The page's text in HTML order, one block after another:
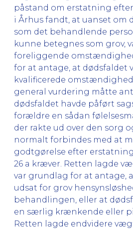
påstand om erstatning efter
i Århus fandt, at uanset om
som det behandlende
kunne betegnes som grov,
foreliggende
for at antage, at dødsfaldet
kvalificerede
general vurdering måtte
dødsfaldet havde påført
forældre en sådan
der rakte ud over den sorg
normalt forbindes med at
godtgørelse efter
26 a kræver. Retten lagde
var grundlag for at antage,
udsat for grov
behandlingen, eller at
en særlig krænkende eller
Retten lagde endvidere